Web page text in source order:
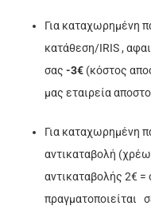
Για καταχωρημένη
κατάθεση/IRIS ,
σας -3€ (κόστος
μας εταιρεία
Για καταχωρημένη
αντικαταβολή
αντικαταβολής 2€ =
πραγματοποιείται